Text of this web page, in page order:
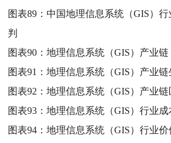
图表89：中国地理信息系统（GIS）
判
图表90：地理信息系统（GIS）产业
图表91：地理信息系统（GIS）产业
图表92：地理信息系统（GIS）产业链
图表93：地理信息系统（GIS）行业
图表94：地理信息系统（GIS）行业